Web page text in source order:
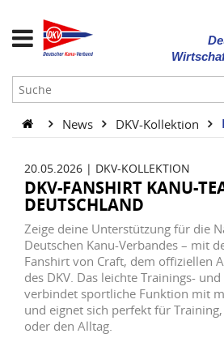
News DKV-Kollektion
20.05.2026 | DKV-KOLLEKTION
DKV-FANSHIRT KANU-
DEUTSCHLAND
Zeige deine Unterstützung für die
Deutschen Kanu-Verbandes – mit
Fanshirt von Craft, dem offiziellen
des DKV. Das leichte Trainings-
verbindet sportliche Funktion mit
und eignet sich perfekt für
oder den Alltag.